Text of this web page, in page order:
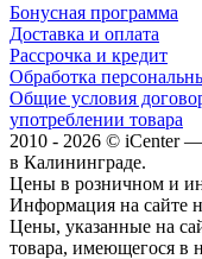
Бонусная программа
Доставка и оплата
Рассрочка и кредит
Обработка
Общие условия
употреблении товара
2010 - 2026 © iCenter
в Калининграде.
Цены в розничном и
Информация на сайте
Цены, указанные на
товара, имеющегося в